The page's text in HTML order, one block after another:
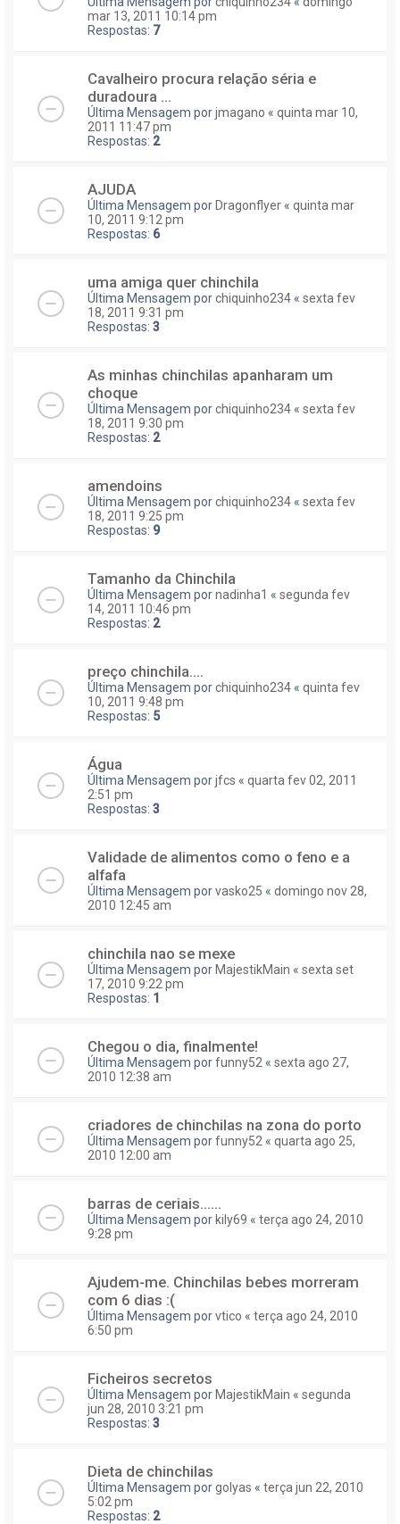
mar 13, 2011 10:14 pm
Respostas: 7
Cavalheiro procura relação séria e
duradoura ...
Última Mensagem porjmagano « quinta mar 10,
2011 11:47 pm
Respostas: 2
AJUDA
Última Mensagem por Dragonflyer « quinta mar
10, 2011 9:12 pm
Respostas: 6
uma amiga quer chinchila
Última Mensagem porchiquinho234 « sexta fev
18, 2011 9:31 pm
Respostas: 3
As minhas chinchilas apanharam um
choque
Última Mensagem porchiquinho234 « sexta fev
18, 2011 9:30 pm
Respostas: 2
amendoins
Última Mensagem porchiquinho234 « sexta fev
18, 2011 9:25 pm
Respostas: 9
Tamanho da Chinchila
Última Mensagem pornadinha1 « segunda fev
14, 2011 10:46 pm
Respostas: 2
preço chinchila....
Última Mensagem porchiquinho234 « quinta fev
10, 2011 9:48 pm
Respostas: 5
Água
Última Mensagem porjfcs « quarta fev 02, 2011
2:51 pm
Respostas: 3
Validade de alimentos como o feno e a
alfafa
Última Mensagem porvasko25 « domingo nov 28,
2010 12:45 am
chinchila nao se mexe
Última Mensagem por MajestikMain « sexta set
17, 2010 9:22 pm
Respostas: 1
Chegou o dia, finalmente!
Última Mensagem porfunny52 « sexta ago 27,
2010 12:38 am
criadores de chinchilas na zona do porto
Última Mensagem porfunny52 « quarta ago 25,
2010 12:00 am
barras de ceriais......
Última Mensagem por kily69 « terça ago 24, 2010
9:28 pm
Ajudem-me. Chinchilas bebes morreram
com 6 dias :(
Última Mensagem porvtico « terça ago 24, 2010
6:50 pm
Ficheiros secretos
Última Mensagem por MajestikMain « segunda
jun 28, 2010 3:21 pm
Respostas: 3
Dieta de chinchilas
Última Mensagem porgolyas « terça jun 22, 2010
5:02 pm
Respostas: 2